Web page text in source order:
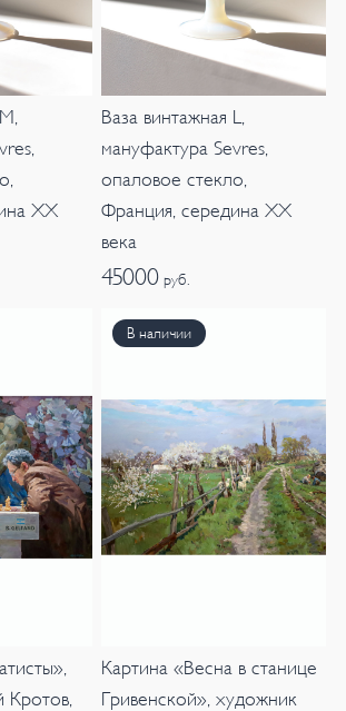
XX
Ваза винтажная L,
мануфактура Sevres,
опаловое стекло,
Франция, середина XX
века
45000 руб.
В наличии
Картина «Весна в станице
Гривенской», художник